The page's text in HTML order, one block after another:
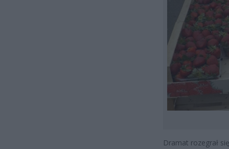
Dramat rozegrał